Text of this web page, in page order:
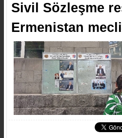
​Sivil Sözleşme
Ermenistan